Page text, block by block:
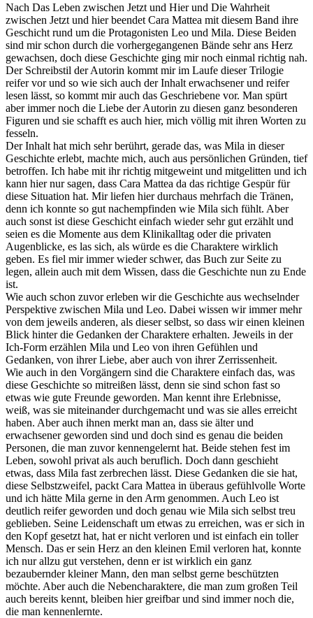
Nach Das Leben zwischen Jetzt und Hier und Die Wahrheit
zwischen Jetzt und hier beendet Cara Mattea mit diesem Band ihre
Geschicht rund um die Protagonisten Leo und Mila. Diese Beiden
sind mir schon durch die vorhergegangenen Bände sehr ans Herz
gewachsen, doch diese Geschichte ging mir noch einmal richtig nah.
Der Schreibstil der Autorin kommt mir im Laufe dieser Trilogie
reifer vor und so wie sich auch der Inhalt erwachsener und reifer
lesen lässt, so kommt mir auch das Geschriebene vor. Man spürt
aber immer noch die Liebe der Autorin zu diesen ganz besonderen
Figuren und sie schafft es auch hier, mich völlig mit ihren Worten zu
fesseln.
Der Inhalt hat mich sehr berührt, gerade das, was Mila in dieser
Geschichte erlebt, machte mich, auch aus persönlichen Gründen, tief
betroffen. Ich habe mit ihr richtig mitgeweint und mitgelitten und ich
kann hier nur sagen, dass Cara Mattea da das richtige Gespür für
diese Situation hat. Mir liefen hier durchaus mehrfach die Tränen,
denn ich konnte so gut nachempfinden wie Mila sich fühlt. Aber
auch sonst ist diese Geschicht einfach wieder sehr gut erzählt und
seien es die Momente aus dem Klinikalltag oder die privaten
Augenblicke, es las sich, als würde es die Charaktere wirklich
geben. Es fiel mir immer wieder schwer, das Buch zur Seite zu
legen, allein auch mit dem Wissen, dass die Geschichte nun zu Ende
ist.
Wie auch schon zuvor erleben wir die Geschichte aus wechselnder
Perspektive zwischen Mila und Leo. Dabei wissen wir immer mehr
von dem jeweils anderen, als dieser selbst, so dass wir einen kleinen
Blick hinter die Gedanken der Charaktere erhalten. Jeweils in der
Ich-Form erzählen Mila und Leo von ihren Gefühlen und
Gedanken, von ihrer Liebe, aber auch von ihrer Zerrissenheit.
Wie auch in den Vorgängern sind die Charaktere einfach das, was
diese Geschichte so mitreißen lässt, denn sie sind schon fast so
etwas wie gute Freunde geworden. Man kennt ihre Erlebnisse,
weiß, was sie miteinander durchgemacht und was sie alles erreicht
haben. Aber auch ihnen merkt man an, dass sie älter und
erwachsener geworden sind und doch sind es genau die beiden
Personen, die man zuvor kennengelernt hat. Beide stehen fest im
Leben, sowohl privat als auch beruflich. Doch dann geschieht
etwas, dass Mila fast zerbrechen lässt. Diese Gedanken die sie hat,
diese Selbstzweifel, packt Cara Mattea in überaus gefühlvolle Worte
und ich hätte Mila gerne in den Arm genommen. Auch Leo ist
deutlich reifer geworden und doch genau wie Mila sich selbst treu
geblieben. Seine Leidenschaft um etwas zu erreichen, was er sich in
den Kopf gesetzt hat, hat er nicht verloren und ist einfach ein toller
Mensch. Das er sein Herz an den kleinen Emil verloren hat, konnte
ich nur allzu gut verstehen, denn er ist wirklich ein ganz
bezaubernder kleiner Mann, den man selbst gerne beschützten
möchte. Aber auch die Nebencharaktere, die man zum großen Teil
auch bereits kennt, bleiben hier greifbar und sind immer noch die,
die man kennenlernte.